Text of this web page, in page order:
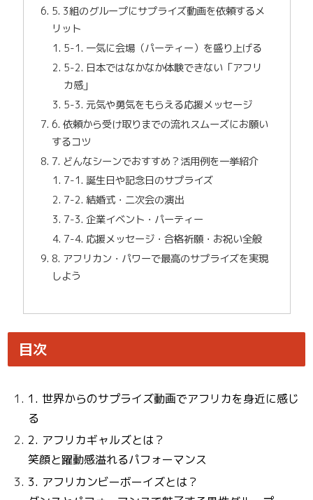
5. 3組のグループにサプライズ動画を依頼するメ
リット
5-1. 一気に会場（パーティー）を盛り上げる
5-2. 日本ではなかなか体験できない「アフリ
カ感」
5-3. 元気や勇気をもらえる応援メッセージ
6. 依頼から受け取りまでの流れスムーズにお願い
するコツ
7. どんなシーンでおすすめ？活用例を一挙紹介
7-1. 誕生日や記念日のサプライズ
7-2. 結婚式・二次会の演出
7-3. 企業イベント・パーティー
7-4. 応援メッセージ・合格祈願・お祝い全般
8. アフリカン・パワーで最高のサプライズを実現
しよう
目次
1. 世界からのサプライズ動画でアフリカを身近に感じ
る
2. アフリカギャルズとは？
笑顔と躍動感溢れるパフォーマンス
3. アフリカンビーボーイズとは？